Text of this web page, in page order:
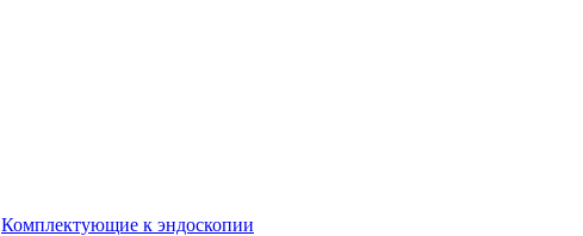
Комплектующие к эндоскопии